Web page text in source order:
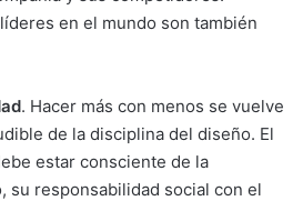
en el mundo son también
. Hacer más con menos se vuelve
de la disciplina del diseño. El
estar consciente de la
su responsabilidad social con el